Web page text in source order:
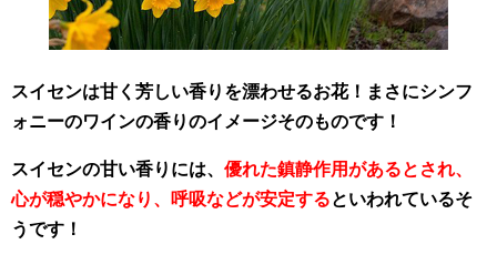
スイセンは甘く芳しい香りを漂わせるお花！まさにシンフ
ォニーのワインの香りのイメージそのものです！
スイセンの甘い香りには、 優れた鎮静作用があるとされ、
心が穏やかになり、呼吸などが安定するといわれているそ
うです！